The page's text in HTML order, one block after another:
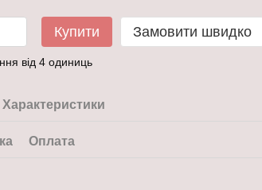
Купити Замовити швидко
від 4 одиниць
Характеристики
Оплата